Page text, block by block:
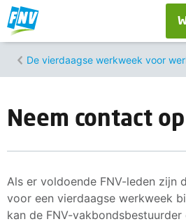
De vierdaagse werkweek voor
Neem contact op
Als er voldoende FNV-leden zijn
voor een vierdaagse werkweek
kan de FNV-